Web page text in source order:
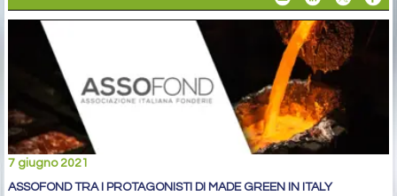
7 giugno 2021
ASSOFOND TRA I PROTAGONISTI DI MADE GREEN IN ITALY